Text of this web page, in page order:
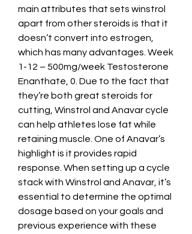
main attributes that sets winstrol
apart from other steroids is that it
doesn’t convert into estrogen,
which has many advantages. Week
1-12 – 500mg/week Testosterone
Enanthate, 0. Due to the fact that
they’re both great steroids for
cutting, Winstrol and Anavar cycle
can help athletes lose fat while
retaining muscle. One of Anavar’s
highlight is it provides rapid
response. When setting up a cycle
stack with Winstrol and Anavar, it’s
essential to determine the optimal
dosage based on your goals and
previous experience with these